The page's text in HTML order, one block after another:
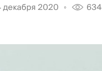
декабря 2020 634